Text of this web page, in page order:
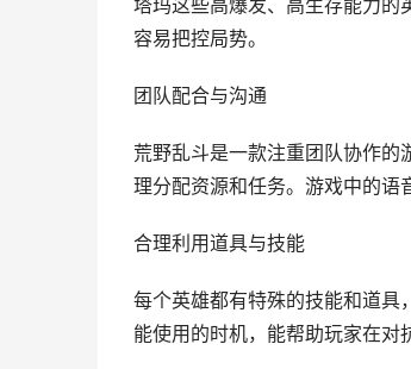
塔玛这些高爆发、高生存能力的
容易把控局势。
团队配合与沟通
荒野乱斗是一款注重团队协作
理分配资源和任务。游戏中的语
合理利用道具与技能
每个英雄都有特殊的技能和道具
能使用的时机，能帮助玩家在对